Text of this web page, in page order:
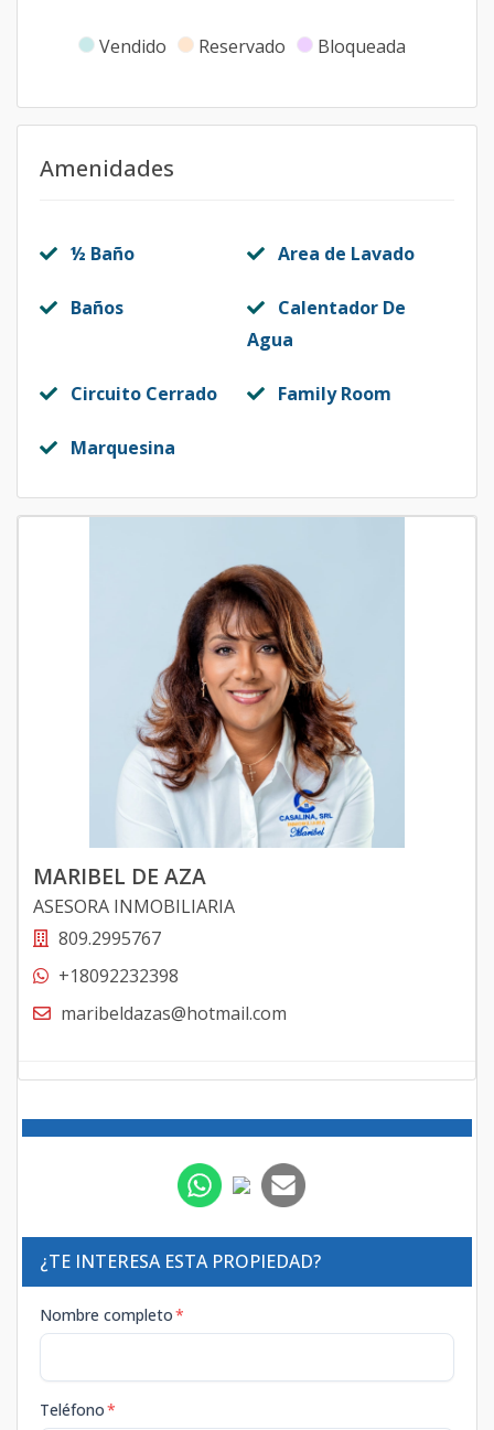
Vendido Reservado Bloqueada
Amenidades
½ Baño Area de Lavado
Baños
Calentador De
Agua
Circuito Cerrado Family Room
Marquesina
MARIBEL DE AZA
ASESORA INMOBILIARIA
809.2995767
+18092232398
maribeldazas@hotmail.com
¿TE INTERESA ESTA PROPIEDAD?
Nombre completo*
Teléfono*